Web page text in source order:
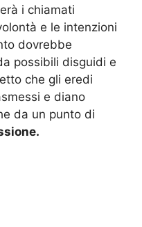
i chiamati
e le intenzioni
dovrebbe
possibili disguidi e
che gli eredi
e diano
da un punto di